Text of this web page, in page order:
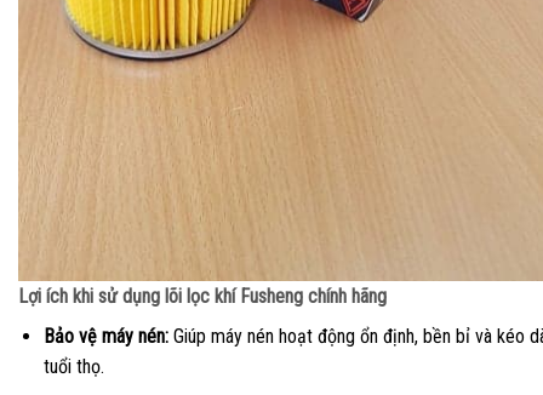
Lợi ích khi sử dụng lõi lọc khí Fusheng chính hãng
Bảo vệ máy nén:Giúp máy nén hoạt động ổn định, bền bỉ và kéo
tuổi thọ.